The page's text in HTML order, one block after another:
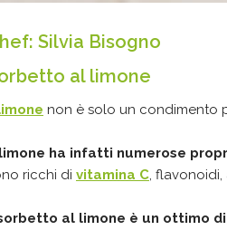
Silvia Bisogno
al limone
non è solo un condimento
ha infatti numerose
ricchi di vitamina C ,
al limone è un ottimo